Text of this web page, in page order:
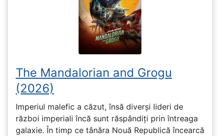
The Mandalorian and Grogu
(2026)
Imperiul malefic a căzut, însă diverși lideri de
război imperiali încă sunt răspândiți prin întreaga
galaxie. În timp ce tânăra Nouă Republică încearcă